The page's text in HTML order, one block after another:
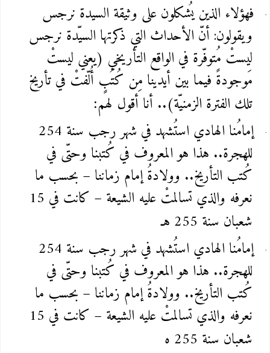
فهؤلاء الذين يُشكلون على وثيقة السيدة نرجس
ويقولون: أنّ الأحداث التي ذكرتها السيّدة نرجس
ليستْ مُتوفّرة في الواقع التأريخي (يعني ليستْ
مَوجودةً فيما بين أيدينا مِن كُتُبٍ أُلّفتْ في تأريخ
تلك الفترة الزمنيّة).. أنا أقول لهم:
إمامُنا الهادي استُشهد في شهر رجب سنة 254
للهجرة.. هذا هو المعروف في كُتبنا وحتّى في
كُتب التأريخ.. وولادةُ إمام زماننا – بحسب ما
نعرفه والذي تسالمتْ عليه الشيعة – كانت في 15
شعبان سنة 255 هـ
إمامُنا الهادي استُشهد في شهر رجب سنة 254
للهجرة.. هذا هو المعروف في كُتبنا وحتّى في
كُتب التأريخ.. وولادةُ إمام زماننا – بحسب ما
نعرفه والذي تسالمتْ عليه الشيعة – كانت في 15
شعبان سنة 255 ه